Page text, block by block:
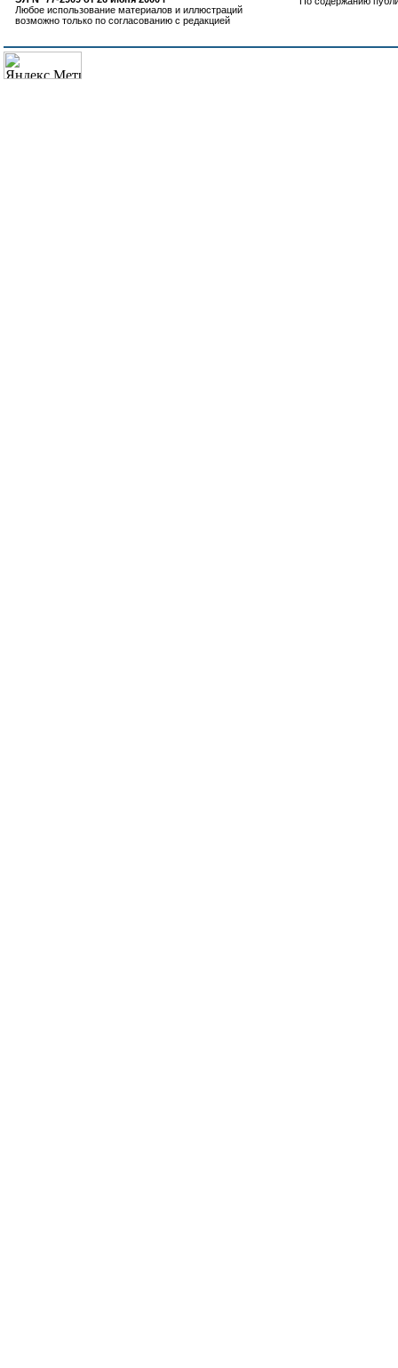
Любое использование материалов и иллюстраций
возможно только по согласованию с редакцией